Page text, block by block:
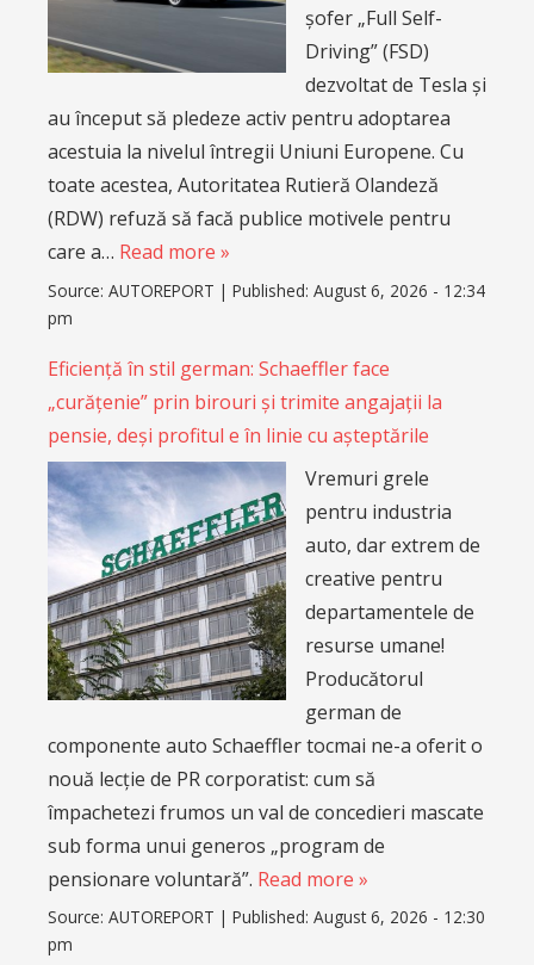
șofer „Full Self-
Driving” (FSD)
dezvoltat de Tesla și
au început să pledeze activ pentru adoptarea
acestuia la nivelul întregii Uniuni Europene. Cu
toate acestea, Autoritatea Rutieră Olandeză
(RDW) refuză să facă publice motivele pentru
care a… Read more »
Source: AUTOREPORT | Published: August 6, 2026 - 12:34
pm
Eficiență în stil german: Schaeffler face
„curățenie” prin birouri și trimite angajații la
pensie, deși profitul e în linie cu așteptările
Vremuri grele
pentru industria
auto, dar extrem de
creative pentru
departamentele de
resurse umane!
Producătorul
german de
componente auto Schaeffler tocmai ne-a oferit o
nouă lecție de PR corporatist: cum să
împachetezi frumos un val de concedieri mascate
sub forma unui generos „program de
pensionare voluntară”. Read more »
Source: AUTOREPORT | Published: August 6, 2026 - 12:30
pm